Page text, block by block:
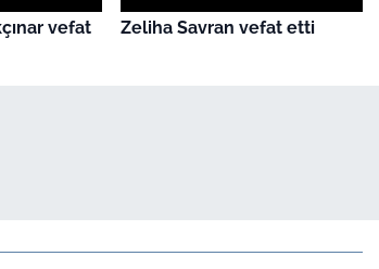
vefat
Zeliha Savran vefat etti